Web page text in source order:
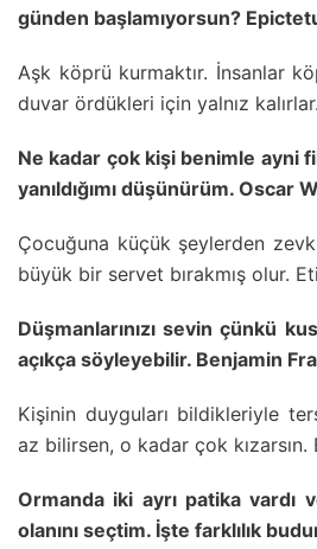
günden başlamıyorsun?
Aşk köprü kurmaktır. İnsanlar
duvar ördükleri için yalnız
Ne kadar çok kişi benimle ayni
yanıldığımı düşünürüm. Oscar
Çocuğuna küçük şeylerden zevk
büyük bir servet bırakmış olur.
Düşmanlarınızı sevin çünkü
açıkça söyleyebilir. Benjamin
Kişinin duyguları bildikleriyle
az bilirsen, o kadar çok kızarsın.
Ormanda iki ayrı patika vardı
olanını seçtim. İşte farklılık